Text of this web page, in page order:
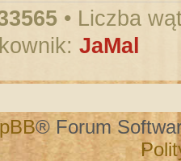
• Liczba
JaMal
® Forum